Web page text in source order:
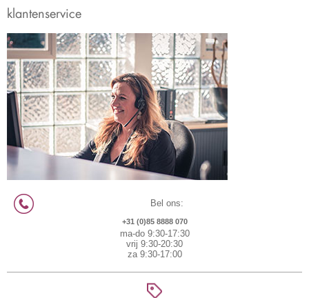
klantenservice
Bel ons:
+31 (0)85 8888 070
ma-do 9:30-17:30
vrij 9:30-20:30
za 9:30-17:00